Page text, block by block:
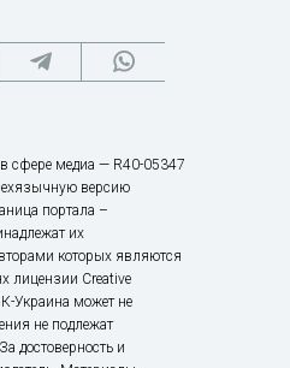
в сфере медиа — R40-05347
версию
портала –
их
которых являются
лицензии Creative
Украина может не
не подлежат
достоверность и